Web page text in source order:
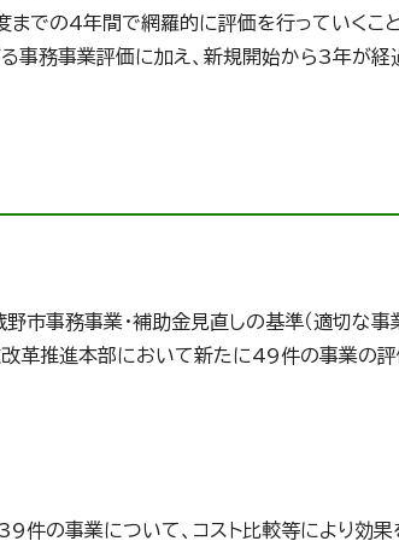
での4年間で網羅的に評価を行っていくこと
事務事業評価に加え、新規開始から3年が経
野市事務事業・補助金見直しの基準（適切な
改革推進本部において新たに49件の事業の
の事業について、コスト比較等により効果